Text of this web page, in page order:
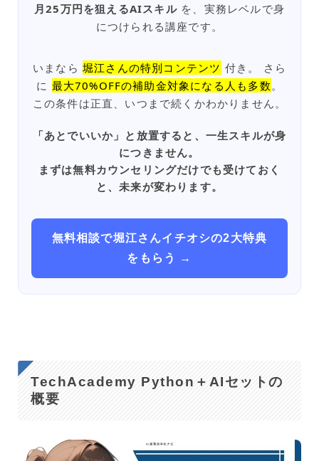
月25万円を狙えるAIスキルを、実務レベルで身
につけられる講座です。
いまなら堀江さんの特別コンテンツ 付き。 さら
に 最大70%OFFの補助金対象になる人も多数 。
この条件は正直、いつまで続くかわかりません。
「あとでいいか」と放置すると、一生スキルが身
につきません。
まずは無料カウンセリングだけでも受けておく
と、未来が変わります。
無料相談で堀江さんイチオシの2大特典
をもらう →
TechAcademy Python＋AIセットの
概要